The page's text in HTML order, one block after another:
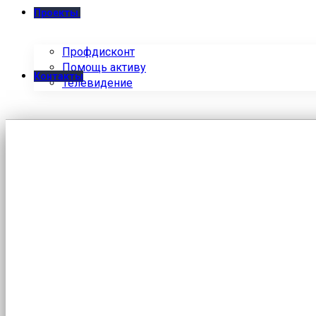
Проекты
Профдисконт
Помощь активу
Телевидение
Контакты